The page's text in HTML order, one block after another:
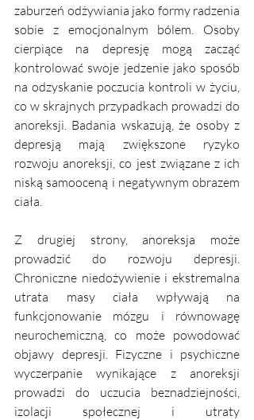
zaburzeń odżywiania jako formy radzenia
sobie z emocjonalnym bólem. Osoby
cierpiące na depresję mogą zacząć
kontrolować swoje jedzenie jako sposób
na odzyskanie poczucia kontroli w życiu,
co w skrajnych przypadkach prowadzi do
anoreksji. Badania wskazują, że osoby z
depresją mają zwiększone ryzyko
rozwoju anoreksji, co jest związane z ich
niską samooceną i negatywnym obrazem
ciała.
Z drugiej strony, anoreksja może
prowadzić do rozwoju depresji.
Chroniczne niedożywienie i ekstremalna
utrata masy ciała wpływają na
funkcjonowanie mózgu i równowagę
neurochemiczną, co może powodować
objawy depresji. Fizyczne i psychiczne
wyczerpanie wynikające z anoreksji
prowadzi do uczucia beznadziejności,
izolacji społecznej i utraty